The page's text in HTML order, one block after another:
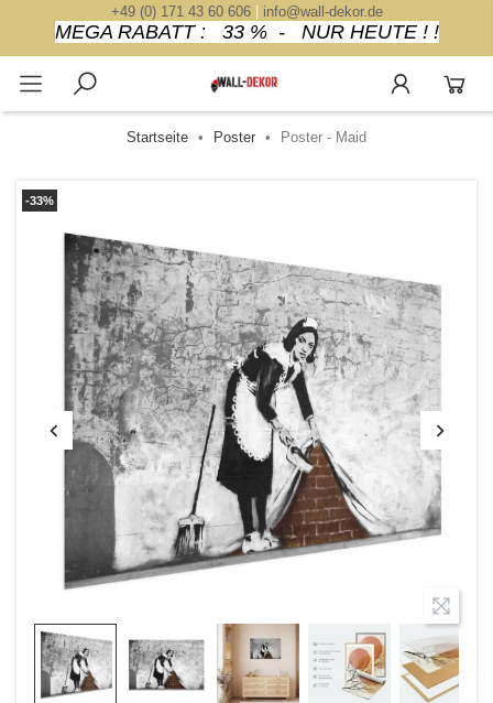
+49 (0) 171 43 60 606| info@wall-dekor.de
MEGA RABATT : 33 % - NUR HEUTE ! !
Startseite Poster Poster - Maid
-33%